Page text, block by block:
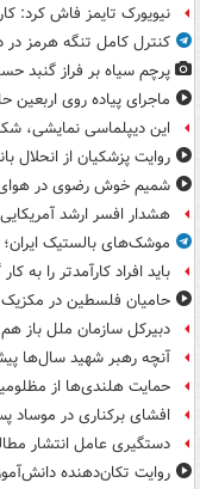
نیویورک تایمز فاش کرد:
کنترل کامل تنگه هرمز در
پرچم سیاه بر فراز گنبد
ماجرای پیاده روی اربعین
این دیپلماسی نمایشی،
روایت پزشکیان از انحلال
شمیم خوش رضوی در هوای
هشدار افسر ارشد
موشک‌های بالستیک ایران؛
باید افراد کارآمدتر را به
حامیان فلسطین در مکزیک
دبیرکل سازمان ملل باز
آنچه رهبر شهید سال‌ها
حمایت هلندی‌ها از
افشای برکناری در موساد
دستگیری عامل انتشار
روایت تکان‌دهنده